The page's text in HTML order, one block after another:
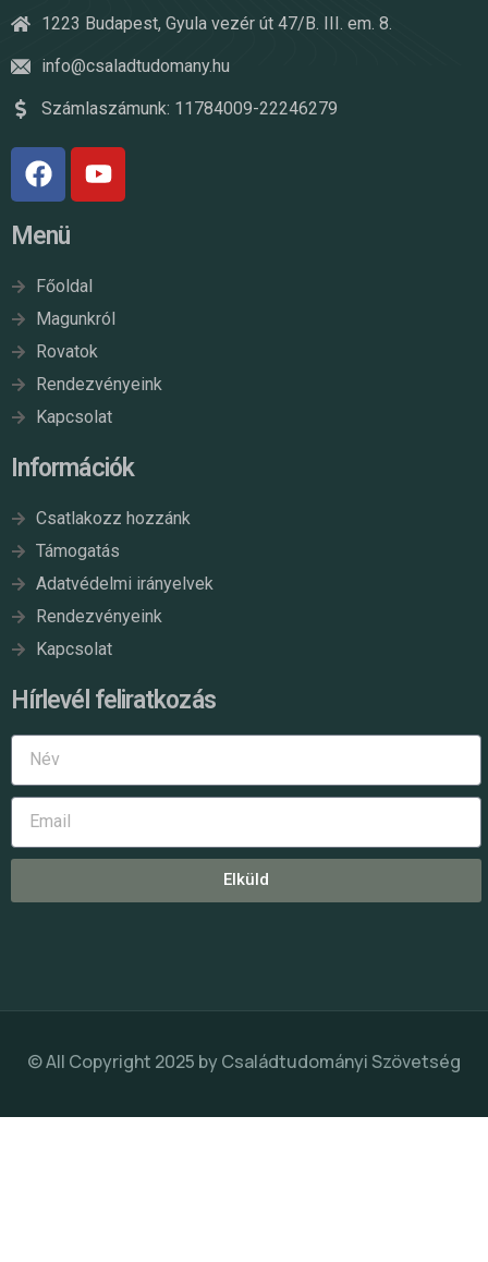
1223 Budapest, Gyula vezér út 47/B. III. em. 8.
info@csaladtudomany.hu
Számlaszámunk: 11784009-22246279
Menü
Főoldal
Magunkról
Rovatok
Rendezvényeink
Kapcsolat
Információk
Csatlakozz hozzánk
Támogatás
Adatvédelmi irányelvek
Rendezvényeink
Kapcsolat
Hírlevél feliratkozás
Elküld
© All Copyright 2025 byCsaládtudományi Szövetség